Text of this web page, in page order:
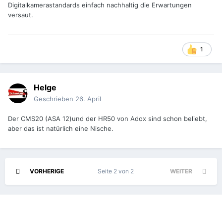
Digitalkamerastandards einfach nachhaltig die Erwartungen
versaut.
1
Helge
Geschrieben 26. April
Der CMS20 (ASA 12)und der HR50 von Adox sind schon beliebt,
aber das ist natürlich eine Nische.
VORHERIGE WEITER
Seite 2 von 2